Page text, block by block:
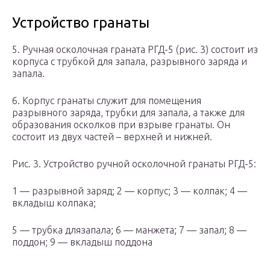
Устройство гранаты
5. Ручная осколочная граната РГД-5 (рис. 3) состоит из
корпуса с трубкой для запала, разрывного заряда и
запала.
6. Корпус гранаты служит для помещения
разрывного заряда, трубки для запала, а также для
образования осколков при взрыве гранаты. Он
состоит из двух частей – верхней и нижней.
Рис. 3. Устройство ручной осколочной гранаты РГД-5:
1 — разрывной заряд; 2 — корпус; 3 — колпак; 4 —
вкладыш колпака;
5 — трубка длязапала; 6 — манжета; 7 — запал; 8 —
поддон; 9 — вкладыш поддона